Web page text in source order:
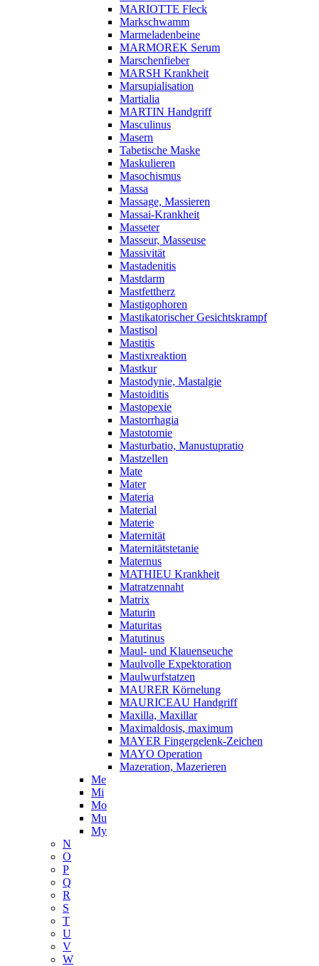
MARIOTTE Fleck
Markschwamm
Marmeladenbeine
MARMOREK Serum
Marschenfieber
MARSH Krankheit
Marsupialisation
Martialia
MARTIN Handgriff
Masculinus
Masern
Tabetische Maske
Maskulieren
Masochismus
Massa
Massage, Massieren
Massai-Krankheit
Masseter
Masseur, Masseuse
Massivität
Mastadenitis
Mastdarm
Mastfettherz
Mastigophoren
Mastikatorischer Gesichtskrampf
Mastisol
Mastitis
Mastixreaktion
Mastkur
Mastodynie, Mastalgie
Mastoiditis
Mastopexie
Mastorrhagia
Mastotomie
Masturbatio, Manustupratio
Mastzellen
Mate
Mater
Materia
Material
Materie
Maternität
Maternitätstetanie
Maternus
MATHIEU Krankheit
Matratzennaht
Matrix
Maturin
Maturitas
Matutinus
Maul- und Klauenseuche
Maulvolle Expektoration
Maulwurfstatzen
MAURER Körnelung
MAURICEAU Handgriff
Maxilla, Maxillar
Maximaldosis, maximum
MAYER Fingergelenk-Zeichen
MAYO Operation
Mazeration, Mazerieren
Me
Mi
Mo
Mu
My
N
O
P
Q
R
S
T
U
V
W